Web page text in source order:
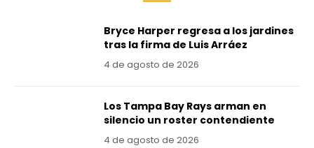
Bryce Harper regresa a los jardines
tras la firma de Luis Arráez
4 de agosto de 2026
Los Tampa Bay Rays arman en
silencio un roster contendiente
4 de agosto de 2026